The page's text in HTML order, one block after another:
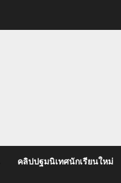
คลิปปฐมนิเทศนักเรียนใหม่